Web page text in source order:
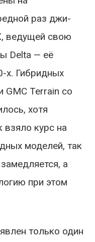
раз джи-
ведущей свою
Delta — её
х. Гибридных
GMC Terrain со
хотя
взяло курс на
моделей, так
а
при этом
только один